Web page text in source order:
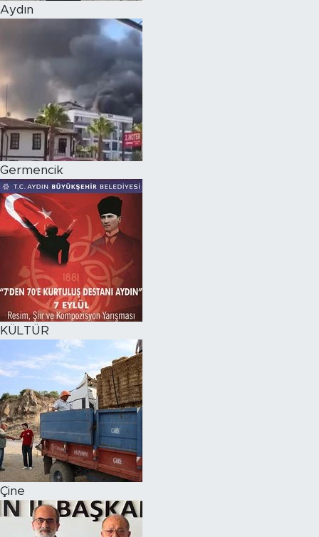
Aydın
Germencik
KÜLTÜR
Çine